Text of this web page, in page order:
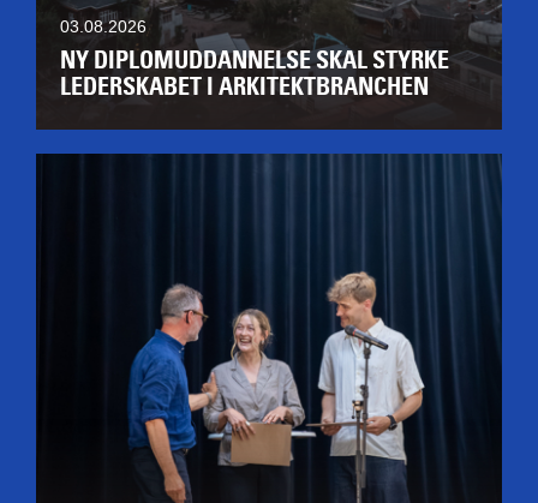
03.08.2026
NY DIPLOMUDDANNELSE SKAL STYRKE
LEDERSKABET I ARKITEKTBRANCHEN